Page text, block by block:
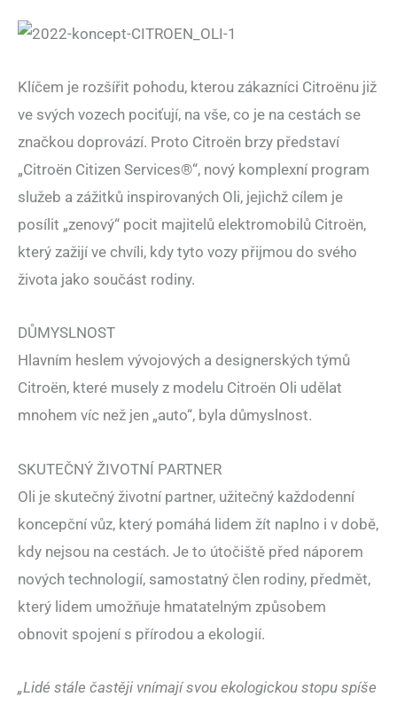
Klíčem je rozšířit pohodu, kterou zákazníci Citroënu již
ve svých vozech pociťují, na vše, co je na cestách se
značkou doprovází. Proto Citroën brzy představí
„Citroën Citizen Services®“, nový komplexní program
služeb a zážitků inspirovaných Oli, jejichž cílem je
posílit „zenový“ pocit majitelů elektromobilů Citroën,
který zažijí ve chvíli, kdy tyto vozy přijmou do svého
života jako součást rodiny.
DŮMYSLNOST
Hlavním heslem vývojových a designerských týmů
Citroën, které musely z modelu Citroën Oli udělat
mnohem víc než jen „auto“, byla důmyslnost.
SKUTEČNÝ ŽIVOTNÍ PARTNER
Oli je skutečný životní partner, užitečný každodenní
koncepční vůz, který pomáhá lidem žít naplno i v době,
kdy nejsou na cestách. Je to útočiště před náporem
nových technologií, samostatný člen rodiny, předmět,
který lidem umožňuje hmatatelným způsobem
obnovit spojení s přírodou a ekologií.
„Lidé stále častěji vnímají svou ekologickou stopu spíše